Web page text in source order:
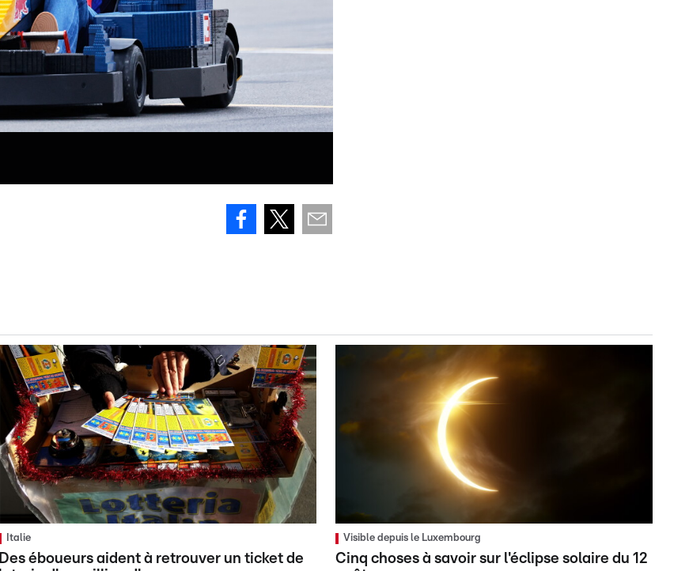
Italie
Des éboueurs aident à retrouver un ticket de
Visible depuis le Luxembourg
Cinq choses à savoir sur l'éclipse solaire du 12